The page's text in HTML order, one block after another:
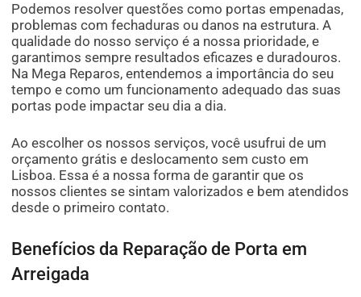
Podemos resolver questões como portas empenadas,
problemas com fechaduras ou danos na estrutura. A
qualidade do nosso serviço é a nossa prioridade, e
garantimos sempre resultados eficazes e duradouros.
Na Mega Reparos, entendemos a importância do seu
tempo e como um funcionamento adequado das suas
portas pode impactar seu dia a dia.
Ao escolher os nossos serviços, você usufrui de um
orçamento grátis e deslocamento sem custo em
Lisboa. Essa é a nossa forma de garantir que os
nossos clientes se sintam valorizados e bem atendidos
desde o primeiro contato.
Benefícios da Reparação de Porta em
Arreigada